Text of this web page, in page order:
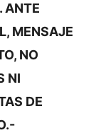
ANTE
MENSAJE
NO
NI
DE